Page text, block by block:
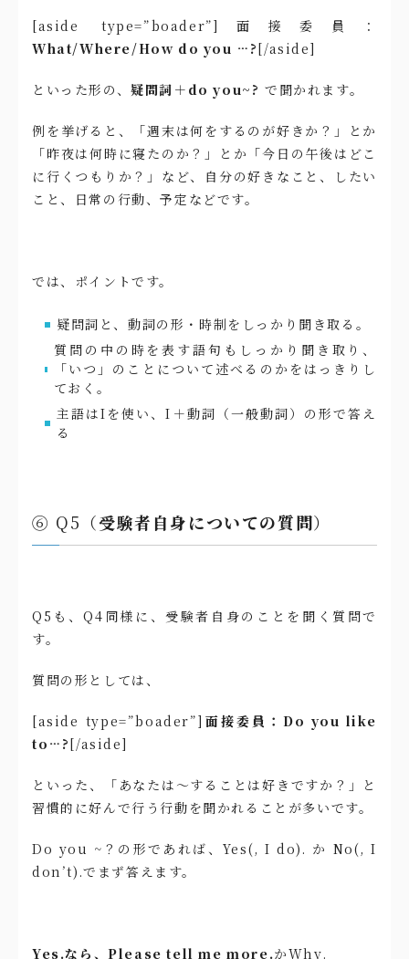
[aside type=”boader”]面接委員：
What/Where/How do you …?[/aside]
といった形の、疑問詞＋do you~? で聞かれます。
例を挙げると、「週末は何をするのが好きか？」とか
「昨夜は何時に寝たのか？」とか「今日の午後はどこ
に行くつもりか？」など、自分の好きなこと、したい
こと、日常の行動、予定などです。
では、ポイントです。
疑問詞と、動詞の形・時制をしっかり聞き取る。
質問の中の時を表す語句もしっかり聞き取り、
「いつ」のことについて述べるのかをはっきりし
ておく。
主語はIを使い、I＋動詞（一般動詞）の形で答え
る
⑥ Q5（受験者自身についての質問）
Q5も、Q4同様に、受験者自身のことを聞く質問で
す。
質問の形としては、
[aside type=”boader”] 面接委員：Do you like
to…?[/aside]
といった、「あなたは〜することは好きですか？」と
習慣的に好んで行う行動を聞かれることが多いです。
Do you ~？の形であれば、Yes(, I do). か No(, I
don’t).でまず答えます。
Yes.なら、Please tell me more.かWhy.